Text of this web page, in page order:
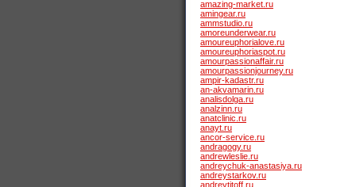
amazing-market.ru
amingear.ru
ammstudio.ru
amoreunderwear.ru
amoureuphorialove.ru
amoureuphoriaspot.ru
amourpassionaffair.ru
amourpassionjourney.ru
ampir-kadastr.ru
an-akvamarin.ru
analisdolga.ru
analzinn.ru
anatclinic.ru
anayt.ru
ancor-service.ru
andragogy.ru
andrewleslie.ru
andreychuk-anastasiya.ru
andreystarkov.ru
andreytitoff.ru